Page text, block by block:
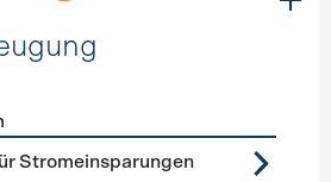
Wärmeerzeugung
Stromeinsparungen